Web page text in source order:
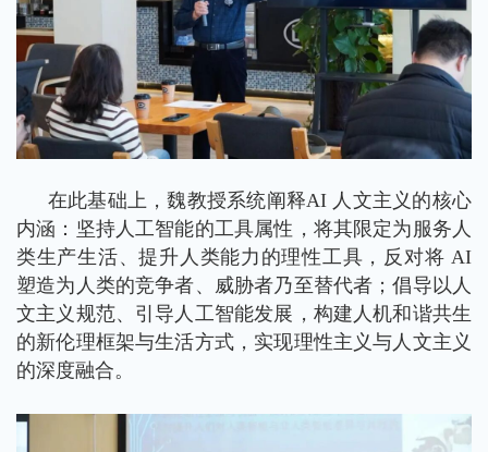
在此基础上，魏教授系统阐释AI 人文主义的核心
内涵：坚持人工智能的工具属性，将其限定为服务人
类生产生活、提升人类能力的理性工具，反对将 AI
塑造为人类的竞争者、威胁者乃至替代者；倡导以人
文主义规范、引导人工智能发展，构建人机和谐共生
的新伦理框架与生活方式，实现理性主义与人文主义
的深度融合。